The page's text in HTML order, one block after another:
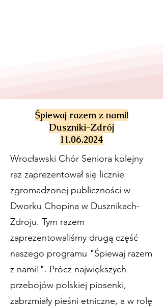
Śpiewaj razem z nami!
Duszniki-Zdrój
11.06.2024
Wrocławski Chór Seniora kolejny
raz zaprezentował się licznie
zgromadzonej publiczności w
Dworku Chopina w Dusznikach-
Zdroju. Tym razem
zaprezentowaliśmy drugą część
naszego programu "Śpiewaj razem
z nami!". Prócz największych
przebojów polskiej piosenki,
zabrzmiały pieśni etniczne, a w rolę